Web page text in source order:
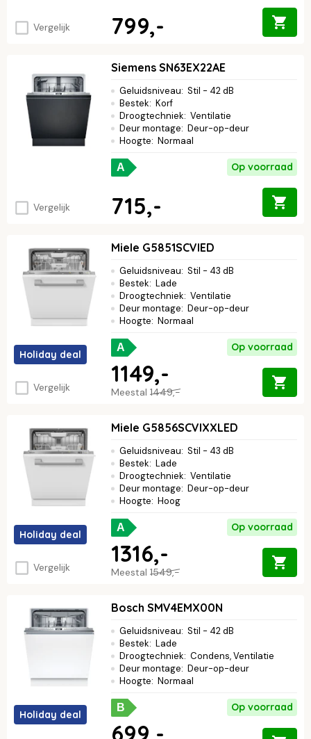
Vergelijk 799,-
Vergelijk
Siemens SN63EX22AE
Geluidsniveau: Stil - 42 dB
Bestek: Korf
Droogtechniek: Ventilatie
Deur montage: Deur-op-deur
Hoogte: Normaal
A Op voorraad
715,-
Holiday deal
Vergelijk
Miele G5851SCVIED
Geluidsniveau: Stil - 43 dB
Bestek: Lade
Droogtechniek: Ventilatie
Deur montage: Deur-op-deur
Hoogte: Normaal
A Op voorraad
Meestal 1449,-
1149,-
Holiday deal
Vergelijk
Miele G5856SCVIXXLED
Geluidsniveau: Stil - 43 dB
Bestek: Lade
Droogtechniek: Ventilatie
Deur montage: Deur-op-deur
Hoogte: Hoog
A Op voorraad
Meestal 1549,-
1316,-
Holiday deal
Bosch SMV4EMX00N
Geluidsniveau: Stil - 42 dB
Bestek: Lade
Droogtechniek: Condens, Ventilatie
Deur montage: Deur-op-deur
Hoogte: Normaal
B Op voorraad
699,-